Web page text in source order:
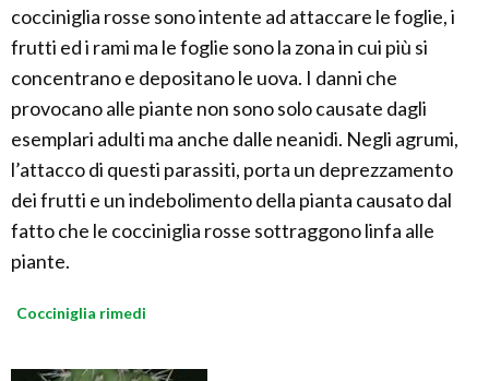
cocciniglia rosse sono intente ad attaccare le foglie, i
frutti ed i rami ma le foglie sono la zona in cui più si
concentrano e depositano le uova. I danni che
provocano alle piante non sono solo causate dagli
esemplari adulti ma anche dalle neanidi. Negli agrumi,
l’attacco di questi parassiti, porta un deprezzamento
dei frutti e un indebolimento della pianta causato dal
fatto che le cocciniglia rosse sottraggono linfa alle
piante.
Cocciniglia rimedi